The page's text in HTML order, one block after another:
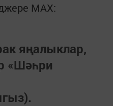
MАХ:
яңалыклар,
«Шәһри